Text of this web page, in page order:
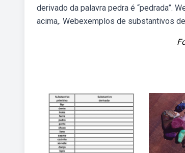
derivado da palavra pedra é “pedrada”.
acima,. Webexemplos de substantivos